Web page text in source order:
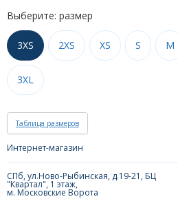
Выберите: размер
3XS 2XS XS S M
3XL
Таблица размеров
Интернет-магазин
СПб, ул.Ново-Рыбинская, д.19-21, БЦ
"Квартал", 1 этаж,
м. Московские Ворота